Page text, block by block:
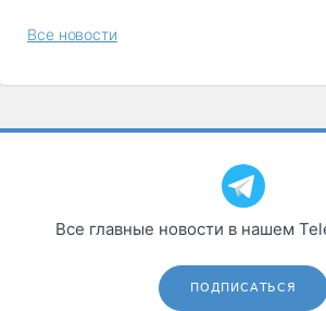
Все новости
Все главные новости в нашем
ПОДПИСАТЬСЯ